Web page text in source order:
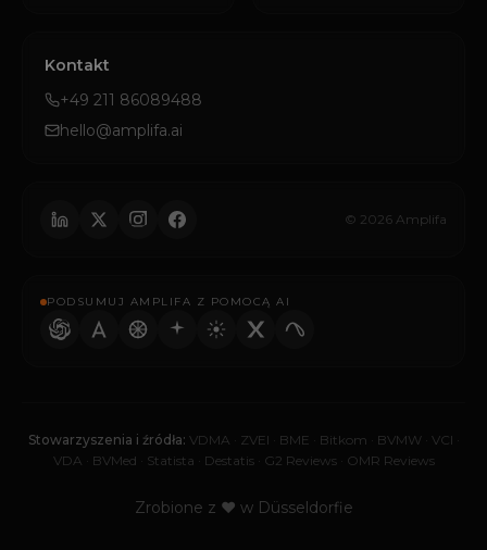
Kontakt
+49 211 86089488
hello@amplifa.ai
© 2026 Amplifa
PODSUMUJ AMPLIFA Z POMOCĄ AI
Stowarzyszenia i źródła: VDMA ZVEI BME Bitkom BVMW· VCI
VDA
BVMed Statista Destatis· G2 Reviews· OMR Reviews
Zrobione z ♥ w Düsseldorfie